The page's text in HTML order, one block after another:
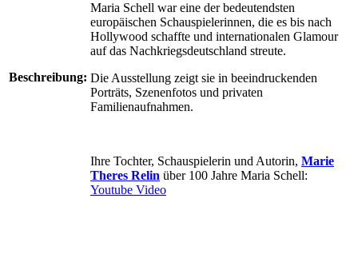
Beschreibung:
Maria Schell war eine der bedeutendsten
europäischen Schauspielerinnen, die es bis nach
Hollywood schaffte und internationalen Glamour
auf das Nachkriegsdeutschland streute.
Die Ausstellung zeigt sie in beeindruckenden
Porträts, Szenenfotos und privaten
Familienaufnahmen.
Ihre Tochter, Schauspielerin und Autorin, Marie
Theres Relin über 100 Jahre Maria Schell:
Youtube Video